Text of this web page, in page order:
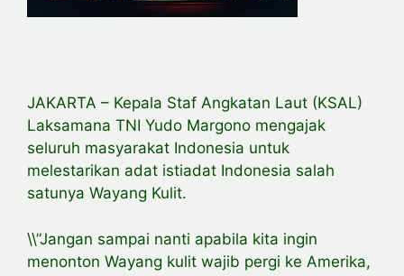
JAKARTA – Kepala Staf Angkatan Laut (KSAL)
Laksamana TNI Yudo Margono mengajak
seluruh masyarakat Indonesia untuk
melestarikan adat istiadat Indonesia salah
satunya Wayang Kulit.
\\”Jangan sampai nanti apabila kita ingin
menonton Wayang kulit wajib pergi ke Amerika,